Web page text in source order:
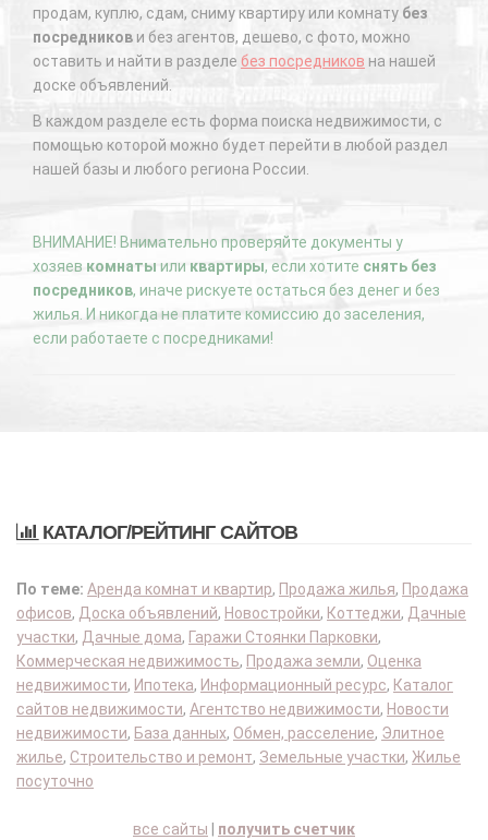
продам, куплю, сдам, сниму квартиру или комнату без
посредников и без агентов, дешево, с фото, можно
оставить и найти в разделе без посредников на нашей
доске объявлений.
В каждом разделе есть форма поиска недвижимости, с
помощью которой можно будет перейти в любой раздел
нашей базы и любого региона России.
ВНИМАНИЕ! Внимательно проверяйте документы у
хозяев комнаты или квартиры, если хотите снять без
посредников, иначе рискуете остаться без денег и без
жилья. И никогда не платите комиссию до заселения,
если работаете с посредниками!
КАТАЛОГ/РЕЙТИНГ САЙТОВ
По теме: Аренда комнат и квартир, Продажа жилья, Продажа
офисов, Доска объявлений, Новостройки, Коттеджи, Дачные
участки, Дачные дома, Гаражи Стоянки Парковки,
Коммерческая недвижимость, Продажа земли, Оценка
недвижимости, Ипотека, Информационный ресурс, Каталог
сайтов недвижимости, Агентство недвижимости, Новости
недвижимости, База данных, Обмен, расселение, Элитное
жилье, Строительство и ремонт, Земельные участки, Жилье
посуточно
все сайты получить счетчик